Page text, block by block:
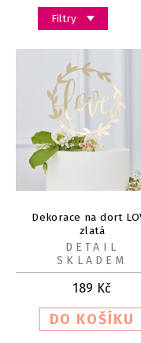
Filtry
Dekorace na dort
zlatá
189 Kč
DETAIL
SKLADEM